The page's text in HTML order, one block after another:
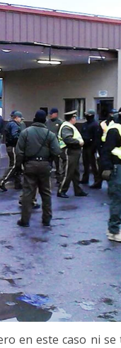
en este caso ni